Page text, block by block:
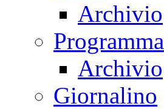
Archivio
Programma
Archivio
Giornalino